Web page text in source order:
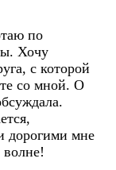
по
Хочу
с которой
со мной. О
дорогими мне